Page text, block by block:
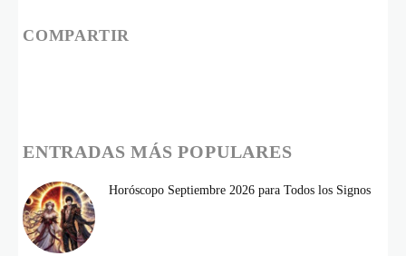
COMPARTIR
ENTRADAS MÁS POPULARES
Horóscopo Septiembre 2026 para Todos los Signos